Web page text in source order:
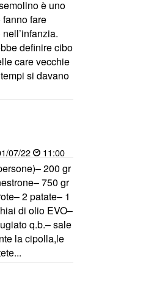
è uno
fare
definire cibo
care vecchie
si davano
07/22 11:00
200 gr
750 gr
2 patate– 1
di olio EVO–
q.b.– sale
la cipolla,le